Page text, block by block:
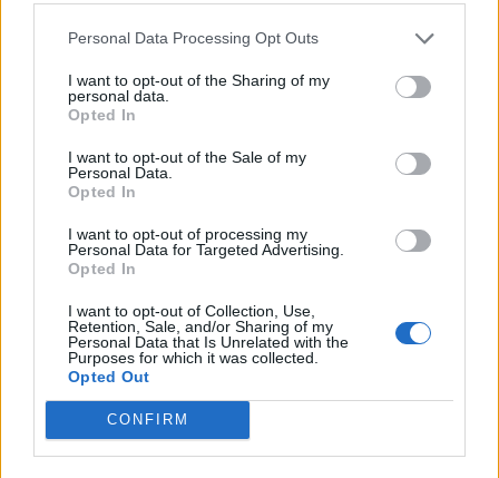
Personal Data Processing Opt Outs
I want to opt-out of the Sharing of my
personal data.
Opted In
I want to opt-out of the Sale of my
Personal Data.
Opted In
I want to opt-out of processing my
Personal Data for Targeted Advertising.
Opted In
I want to opt-out of Collection, Use,
Retention, Sale, and/or Sharing of my
Personal Data that Is Unrelated with the
Purposes for which it was collected.
Opted Out
CONFIRM
συμμετέχουν ενεργά στη διαμόρφωση του
τους. Στη LEROY MERLIN, αποστολή μας είναι
να στηρίζουμε αυτή τη δυναμική,
εργαλεία που δίνουν σιγουριά σε κάθε έργο
κάθε καταναλωτή, βοηθώντας τον να
δημιουργήσει το σπίτι που αγαπάει»,
Άσπα Νικολοπούλου, Brand Communication
Business Leader της LEROY MERLIN Ελλάδας &
Κύπρου.
Το DIY ξεπερνά τα
όρια των μεγάλων
πόλεων και